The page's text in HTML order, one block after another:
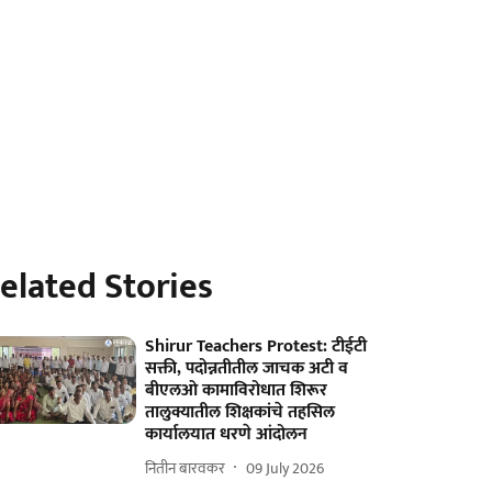
Stories
Shirur Teachers Protest: टीईटी
सक्ती, पदोन्नतीतील जाचक अटी व
बीएलओ कामाविरोधात शिरूर
तालुक्यातील शिक्षकांचे तहसिल
कार्यालयात धरणे आंदोलन
नितीन बारवकर 09 July 2026